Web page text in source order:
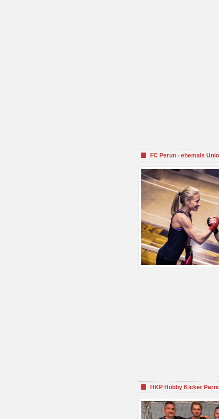
FC Perun - ehemals
HKP Hobby Kicker